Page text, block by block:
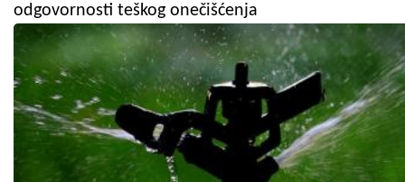
odgovornosti teškog onečišćenja